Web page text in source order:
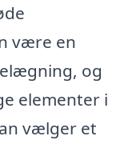
være en
og
elementer i
vælger et